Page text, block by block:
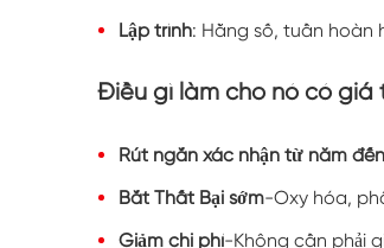
Lập trình: Hằng số, tuần hoàn
Điều gì làm cho nó có giá
Rút ngắn xác nhận từ năm
Bắt Thất Bại sớm-Oxy hóa,
Giảm chi phí-Không cần phải